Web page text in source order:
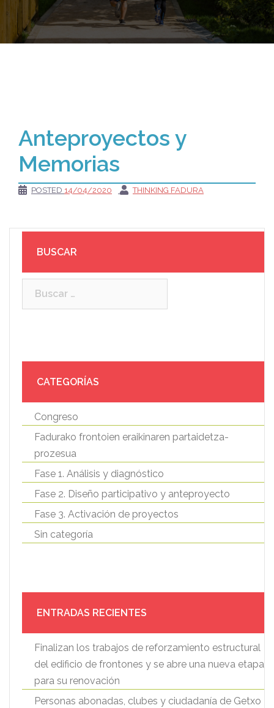
Anteproyectos y
Memorias
POSTED 14/04/2020 THINKING FADURA
BUSCAR
CATEGORÍAS
Congreso
Fadurako frontoien eraikinaren partaidetza-
prozesua
Fase 1. Análisis y diagnóstico
Fase 2. Diseño participativo y anteproyecto
Fase 3. Activación de proyectos
Sin categoría
ENTRADAS RECIENTES
Finalizan los trabajos de reforzamiento estructural
del edificio de frontones y se abre una nueva etapa
para su renovación
Personas abonadas, clubes y ciudadanía de Getxo